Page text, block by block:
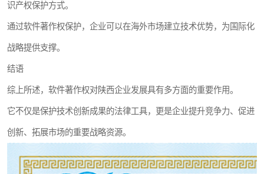
识产权保护方式。
通过软件著作权保护，企业可以在海外市场建立技术优势，为国际化
战略提供支撑。
结语
综上所述，软件著作权对陕西企业发展具有多方面的重要作用。
它不仅是保护技术创新成果的法律工具，更是企业提升竞争力、促进
创新、拓展市场的重要战略资源。